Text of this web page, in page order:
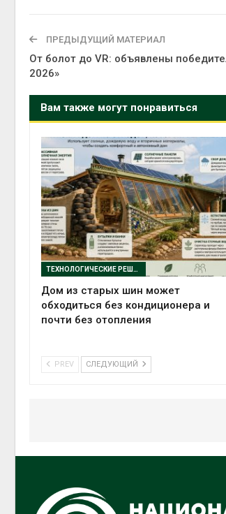
ПРЕДЫДУЩИЙ МАТЕРИАЛ
От болот до VR: объявлены
2026»
Вам также могут понравиться
ТЕХНОЛОГИЧЕСКИЕ РЕШЕНИЯ
Дом из старых шин может
обходиться без кондиционера и
почти без отопления
PREV СЛЕДУЮЩИЙ